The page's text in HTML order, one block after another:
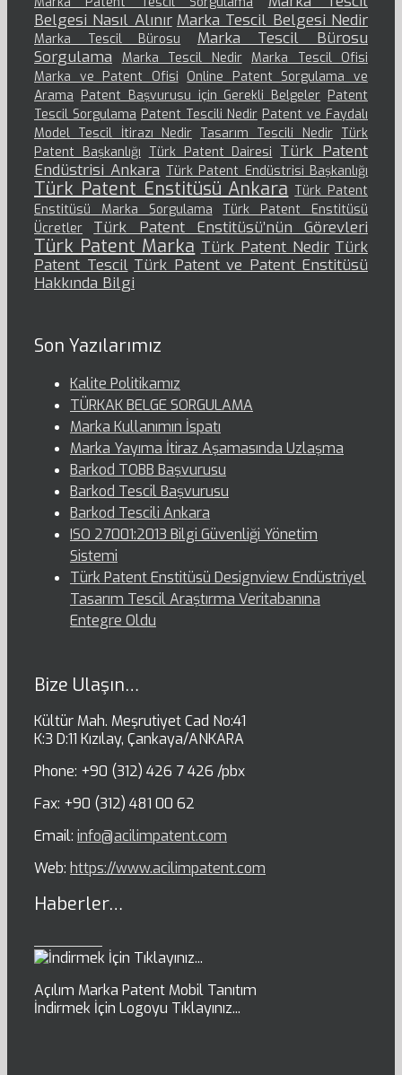
Belgesi Nasıl Alınır Marka Tescil Belgesi Nedir
Marka Tescil Bürosu
Marka Tescil Bürosu
Sorgulama
Marka Tescil Nedir Marka Tescil Ofisi
Marka ve Patent Ofisi Online Patent Sorgulama ve
Arama Patent Başvurusu için Gerekli Belgeler Patent
Tescil Sorgulama Patent Tescili Nedir Patent ve Faydalı
Model Tescil İtirazı Nedir Tasarım Tescili Nedir Türk
Patent Başkanlığı Türk Patent Dairesi Türk Patent
Endüstrisi Ankara Türk Patent Endüstrisi Başkanlığı
Türk Patent Enstitüsü Ankara Türk Patent
Enstitüsü Marka Sorgulama
Türk Patent Enstitüsü
Ücretler
Türk Patent Enstitüsü’nün Görevleri
Türk Patent Marka Türk Patent Nedir Türk
Patent Tescil Türk Patent ve Patent Enstitüsü
Hakkında Bilgi
Son Yazılarımız
Kalite Politikamız
TÜRKAK BELGE SORGULAMA
Marka Kullanımın İspatı
Marka Yayıma İtiraz Aşamasında Uzlaşma
Barkod TOBB Başvurusu
Barkod Tescil Başvurusu
Barkod Tescili Ankara
ISO 27001:2013 Bilgi Güvenliği Yönetim
Sistemi
Türk Patent Enstitüsü Designview Endüstriyel
Tasarım Tescil Araştırma Veritabanına
Entegre Oldu
Bize Ulaşın…
Kültür Mah. Meşrutiyet Cad No:41
K:3 D:11 Kızılay, Çankaya/ANKARA
Phone: +90 (312) 426 7 426 /pbx
Fax: +90 (312) 481 00 62
Email: info@acilimpatent.com
Web: https://www.acilimpatent.com
Haberler…
Açılım Marka Patent Mobil Tanıtım
İndirmek İçin Logoyu Tıklayınız...